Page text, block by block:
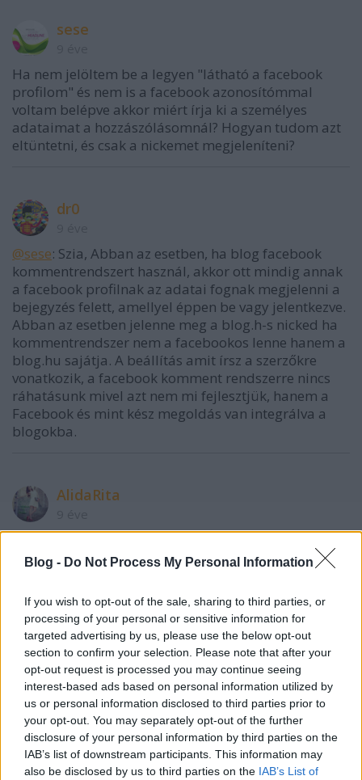
Blog - Do Not Process My Personal Information
If you wish to opt-out of the sale, sharing to third parties, or
processing of your personal or sensitive information for
targeted advertising by us, please use the below opt-out
section to confirm your selection. Please note that after your
opt-out request is processed you may continue seeing
interest-based ads based on personal information utilized by
us or personal information disclosed to third parties prior to
your opt-out. You may separately opt-out of the further
disclosure of your personal information by third parties on the
IAB’s list of downstream participants. This information may
also be disclosed by us to third parties on the IAB’s List of
sese
Ha nem jelöltem be a legyen "látható a facebook
profilom" és nem is a facebook azonosítómmal
voltam belépve akkor miért írja ki a személyes
adataimat a hozzászólásomnál? Hogyan tudom azt
eltüntetni, és csak a nickemet megjeleníteni?
dr0
@sese: Szia, Abban az esetben, ha blog facebook
kommentrendszert használ, akkor ott mindig annak
a facebook profilnak az adatai fognak megjelenni a
bejegyzés felett, amellyel éppen be vagy jelentkezve.
Abban az esetben jelenne meg a blog.h-s nicked ha
kommentrendszer nem a facebookos lenne hanem a
blog.hu sajátja. A beállítás amit írsz a szerzőkre
vonatkozik, a facebook komment rendszerre nincs
ráhatásunk mivel azt nem mi fejlesztjük, hanem a
Facebook és mint kész megoldás van integrálva a
blogokba.
AlidaRita
megjeleníteni a blogomon. A közösségi oldalak
címnél megadtam a linket és egy kis ikon meg is
jelenik a blogomon ami a facebook rajomgói oldalra
mutat, de én a teljes képet szeretném a blogon, nem
csak egy ikont. A facebook oldalamon megnéztem,
nincs korlátozva ország, vagy közönség szerint.
Elakadtam. Új vagyok, úgyhogy nagyon
megköszönném a segítséget. Üdv, Alida
blknght
9 éve